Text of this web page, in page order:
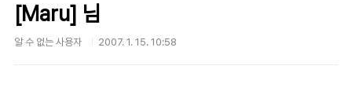
[Maru] 님
알 수 없는 사용자 2007. 1. 15. 10:58